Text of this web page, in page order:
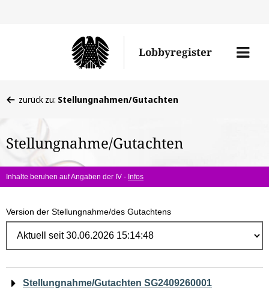
Lobbyregister
Menü
befinden
hier:
zurück zu: Stellungnahmen/Gutachten
Stellungnahme/Gutachten
Inhalte beruhen auf Angaben der IV - Infos
Version der Stellungnahme/des Gutachtens
Navigation
Stellungnahme/Gutachten SG2409260001